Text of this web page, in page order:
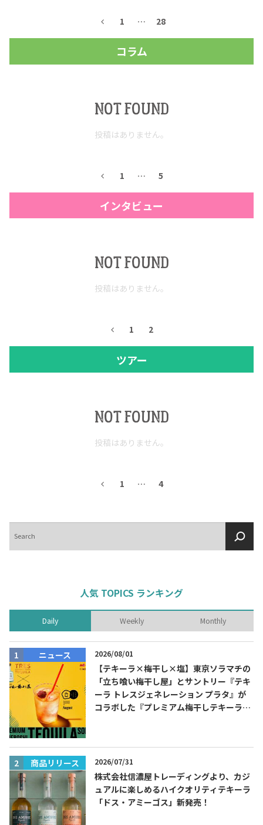
＆レストラン
プライバシーポリシー
1 … 28
コラム
NOT FOUND
投稿はありません。
1 … 5
インタビュー
NOT FOUND
投稿はありません。
1 2
ツアー
NOT FOUND
投稿はありません。
1 … 4
索
人気 TOPICS ランキング
Daily Weekly Monthly
ニュース 2026/08/01
【テキーラ×梅干し×塩】東京ソラマチの
「立ち喰い梅干し屋」とサントリー『テキ
ーラ トレスジェネレーション プラタ』が
コラボした『プレミアム梅干しテキーラソ
商品リリース 2026/07/31
株式会社信濃屋トレーディングより、カジ
ュアルに楽しめるハイクオリティテキーラ
「ドス・アミーゴス」新発売！